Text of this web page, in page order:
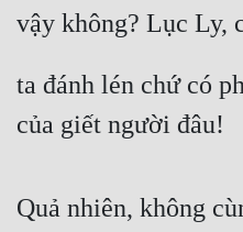
vậy không? Lục Ly,
ta đánh lén chứ có
của giết người đâu!
Quả nhiên, không